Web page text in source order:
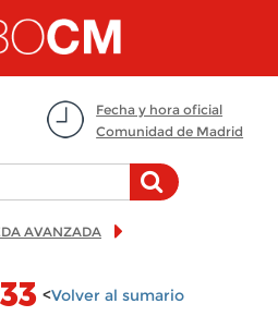
Fecha y hora oficial
Comunidad de Madrid
AVANZADA
33 <Volver al sumario